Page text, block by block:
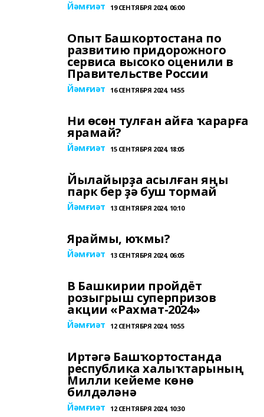
Йәмғиәт 19 СЕНТЯБРЯ 2024, 06:00
Опыт Башкортостана по
развитию придорожного
сервиса высоко оценили в
Правительстве России
Йәмғиәт 16 СЕНТЯБРЯ 2024, 14:55
Ни өсөн тулған айға ҡарарға
ярамай?
Йәмғиәт 15 СЕНТЯБРЯ 2024, 18:05
Йылайырҙа асылған яңы
парк бер ҙә буш тормай
Йәмғиәт 13 СЕНТЯБРЯ 2024, 10:10
Яраймы, юҡмы?
Йәмғиәт 13 СЕНТЯБРЯ 2024, 06:05
В Башкирии пройдёт
розыгрыш суперпризов
акции «Рахмат-2024»
Йәмғиәт 12 СЕНТЯБРЯ 2024, 10:55
Иртәгә Башҡортостанда
республика халыҡтарының
Милли кейеме көнө
билдәләнә
Йәмғиәт 12 СЕНТЯБРЯ 2024, 10:30